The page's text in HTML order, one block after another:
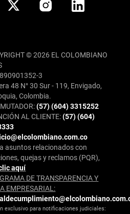
© 2026 EL COLOMBIANO
3
48 N° 30 Sur - 119, Envigado,
Colombia.
(57) (604) 3315252
AL CLIENTE:(57) (604)
asuntos relacionados con
quejas y reclamos (PQR),
aquí
DE TRANSPARENCIA Y
EMPRESARIAL:
exclusivo para notificaciones judiciales: